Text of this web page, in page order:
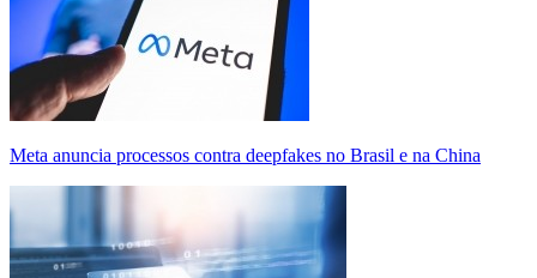
Meta anuncia processos contra deepfakes no Brasil e na China